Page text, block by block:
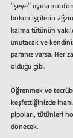
"şeye" uyma
bokun işçilerin
kalma tütünün
unutacak ve
paranız varsa. Her
olduğu gibi.
Öğrenmek ve
keşfettiğinizde
pipoları, tütünleri
dönecek.